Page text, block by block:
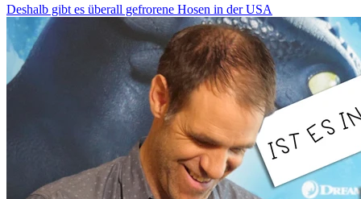
Deshalb gibt es überall gefrorene Hosen in der USA